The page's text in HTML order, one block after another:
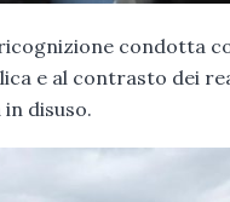
ricognizione condotta
e al contrasto dei
disuso.